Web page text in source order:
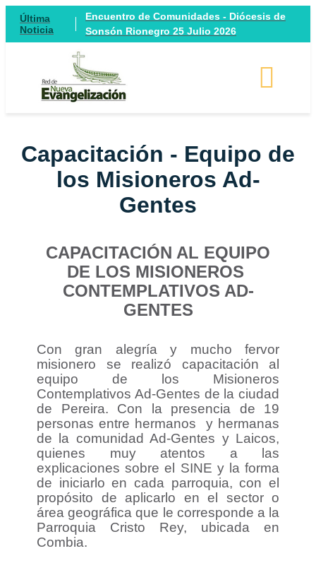
Última
Noticia
Encuentro de Comunidades - Diócesis de
Sonsón Rionegro 25 Julio 2026
Capacitación - Equipo de
los Misioneros Ad-
Gentes
CAPACITACIÓN AL EQUIPO
DE LOS MISIONEROS
CONTEMPLATIVOS AD-
GENTES
Con gran alegría y mucho fervor
misionero se realizó capacitación al
equipo de los Misioneros
Contemplativos Ad-Gentes de la ciudad
de Pereira. Con la presencia de 19
personas entre hermanos y hermanas
de la comunidad Ad-Gentes y Laicos,
quienes muy atentos a las
explicaciones sobre el SINE y la forma
de iniciarlo en cada parroquia, con el
propósito de aplicarlo en el sector o
área geográfica que le corresponde a la
Parroquia Cristo Rey, ubicada en
Combia.